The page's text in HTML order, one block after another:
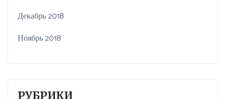
Декабрь 2018
Ноябрь 2018
РУБРИКИ